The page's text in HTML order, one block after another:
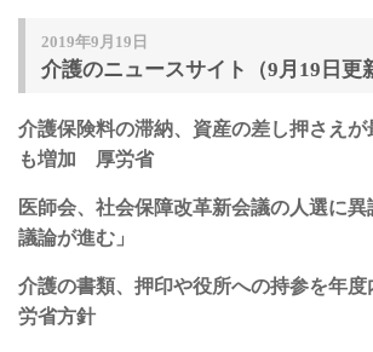
2019年9月19日
介護のニュースサイト（9月19日更
介護保険料の滞納、資産の差し押さえ
も増加 厚労省
医師会、社会保障改革新会議の人選に
議論が進む」
介護の書類、押印や役所への持参を年
労省方針